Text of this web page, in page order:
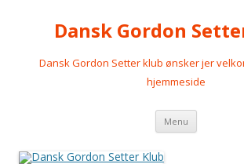
Dansk Gordon
Dansk Gordon Setter klub ønsker jer
hjemmeside
Menu Videre
indhold